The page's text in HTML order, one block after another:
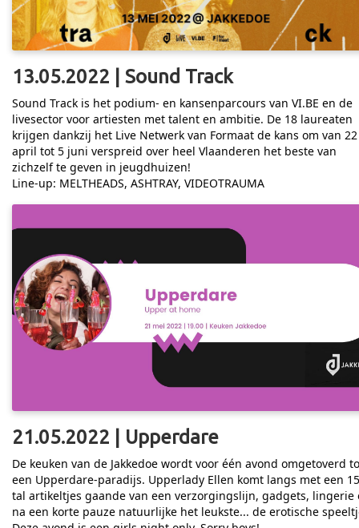
13.05.2022 | Sound Track
Sound Track is het podium- en kansenparcours van VI.BE en de
livesector voor artiesten met talent en ambitie. De 18 laureaten
krijgen dankzij het Live Netwerk van Formaat de kans om van 22
april tot 5 juni verspreid over heel Vlaanderen het beste van
zichzelf te geven in jeugdhuizen!
Line-up: MELTHEADS, ASHTRAY, VIDEOTRAUMA
21.05.2022 | Upperdare
De keuken van de Jakkedoe wordt voor één avond omgetoverd
een Upperdare-paradijs. Upperlady Ellen komt langs met een
tal artikeltjes gaande van een verzorgingslijn, gadgets, lingerie
na een korte pauze natuurlijke het leukste... de erotische